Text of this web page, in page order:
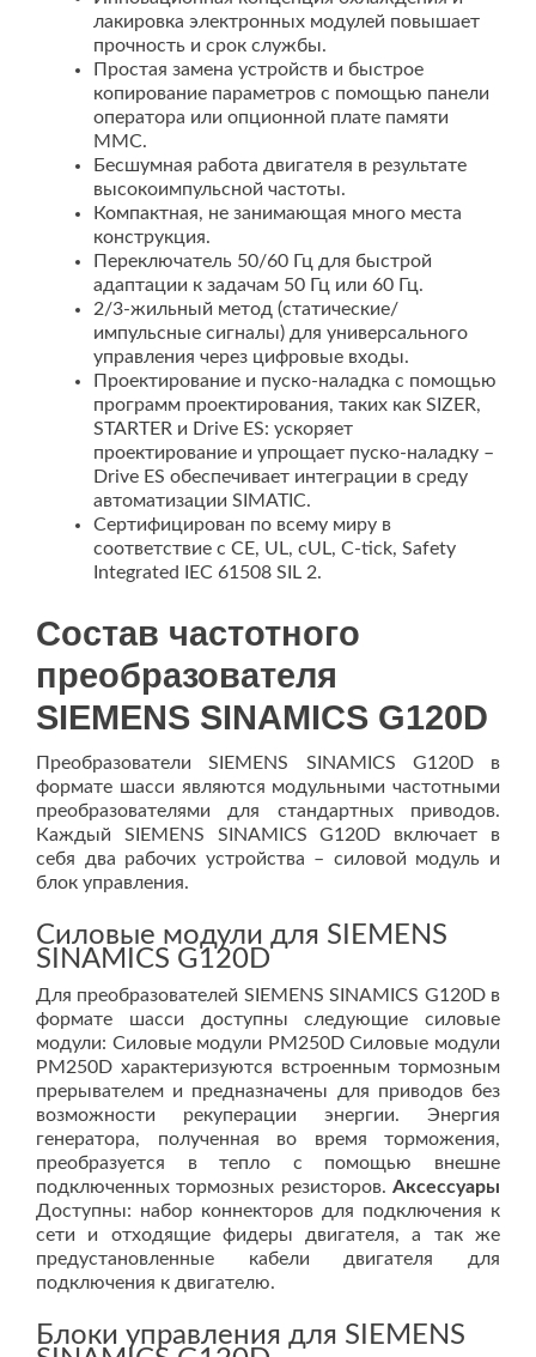
лакировка электронных модулей повышает
прочность и срок службы.
Простая замена устройств и быстрое
копирование параметров с помощью панели
оператора или опционной плате памяти
MMC.
Бесшумная работа двигателя в результате
высокоимпульсной частоты.
Компактная, не занимающая много места
конструкция.
Переключатель 50/60 Гц для быстрой
адаптации к задачам 50 Гц или 60 Гц.
2/3-жильный метод (статические/
импульсные сигналы) для универсального
управления через цифровые входы.
Проектирование и пуско-наладка с помощью
программ проектирования, таких как SIZER,
STARTER и Drive ES: ускоряет
проектирование и упрощает пуско-наладку –
Drive ES обеспечивает интеграции в среду
автоматизации SIMATIC.
Сертифицирован по всему миру в
соответствие с CE, UL, cUL, C-tick, Safety
Integrated IEC 61508 SIL 2.
Состав частотного
преобразователя
SIEMENS SINAMICS G120D
Преобразователи SIEMENS SINAMICS G120D в
формате шасси являются модульными частотными
преобразователями для стандартных приводов.
Каждый SIEMENS SINAMICS G120D включает в
себя два рабочих устройства – силовой модуль и
блок управления.
Силовые модули для SIEMENS
SINAMICS G120D
Для преобразователей SIEMENS SINAMICS G120D в
формате шасси доступны следующие силовые
модули: Силовые модули PM250D Силовые модули
PM250D характеризуются встроенным тормозным
прерывателем и предназначены для приводов без
возможности рекуперации энергии. Энергия
генератора, полученная во время торможения,
преобразуется в тепло с помощью внешне
подключенных тормозных резисторов. Аксессуары
Доступны: набор коннекторов для подключения к
сети и отходящие фидеры двигателя, а так же
предустановленные кабели двигателя для
подключения к двигателю.
Блоки управления для SIEMENS